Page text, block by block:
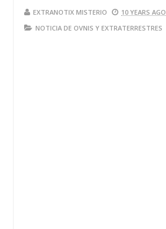
EXTRANOTIX MISTERIO
10 YEARS AGO
NOTICIA DE OVNIS Y EXTRATERRESTRES